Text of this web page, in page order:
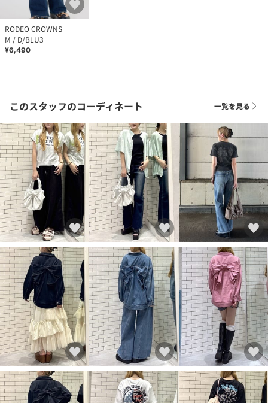
RODEO CROWNS
M / D/BLU3
¥6,490
このスタッフのコーディネート 一覧を見る